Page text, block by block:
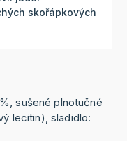
skořápkových
sušené plnotučné
lecitin), sladidlo: